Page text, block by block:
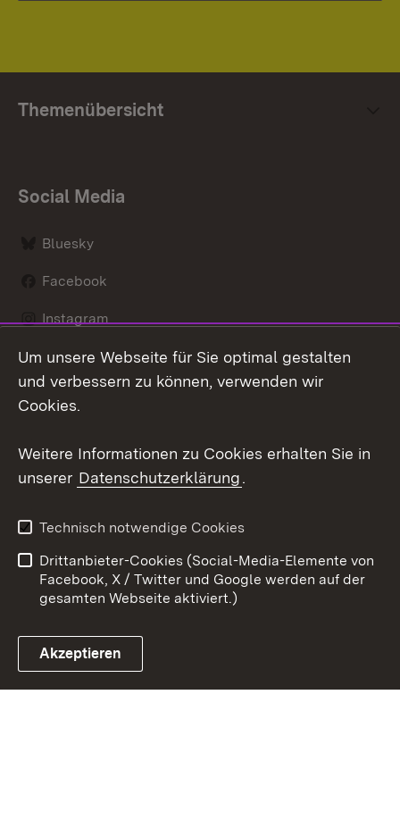
Themenübersicht
Social Media
Bluesky
Facebook
Instagram
LinkedIn
Link zum Landesportal
Datenschutz
Barrierefreiheit
Impressum
Cookies
Um unsere Webseite für Sie optimal gestalten
und verbessern zu können, verwenden wir
Cookies.
Weitere Informationen zu Cookies erhalten Sie in
unserer Datenschutzerklärung.
Technisch notwendige Cookies
Drittanbieter-Cookies (Social-Media-Elemente von
Facebook, X / Twitter und Google werden auf der
gesamten Webseite aktiviert.)
Akzeptieren